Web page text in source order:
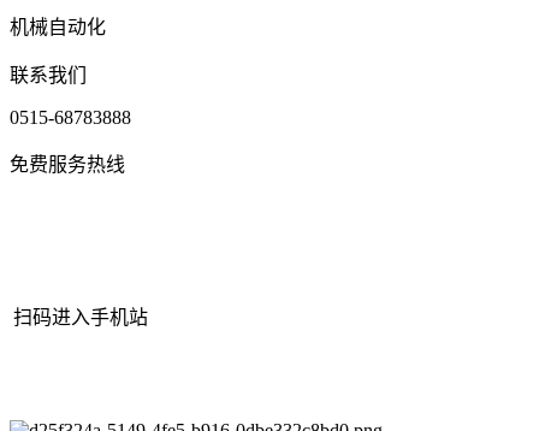
机械自动化
联系我们
0515-68783888
免费服务热线
扫码进入手机站